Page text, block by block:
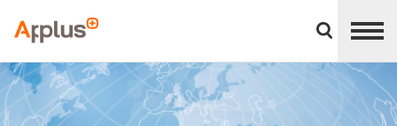
panel
Applus+